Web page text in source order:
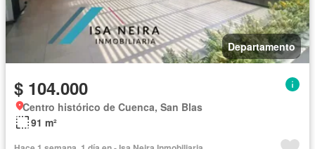
Departamento
$ 104.000
Centro histórico de Cuenca, San Blas
91 m²